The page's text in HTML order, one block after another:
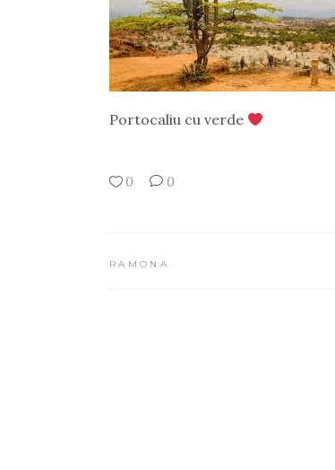
Portocaliu cu verde
0 0
RAMONA